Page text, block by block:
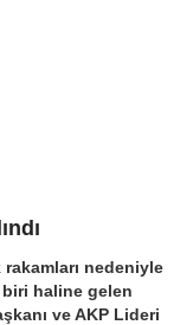
nedeniyle
biri haline gelen
ve AKP Lideri